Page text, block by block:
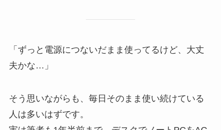
「ずっと電源につないだまま使ってるけど、大丈
夫かな…」
そう思いながらも、毎日そのまま使い続けている
人は多いはずです。